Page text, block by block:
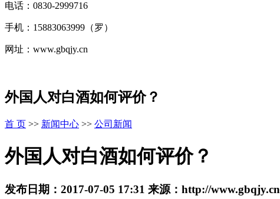
电话：0830-2999716
手机：15883063999（罗）
网址：www.gbqjy.cn
外国人对白酒如何评价？
首 页 >> 新闻中心 >> 公司新闻
外国人对白酒如何评价？
发布日期： 2017-07-05 17:31 来源： http://www.gbqjy.cn